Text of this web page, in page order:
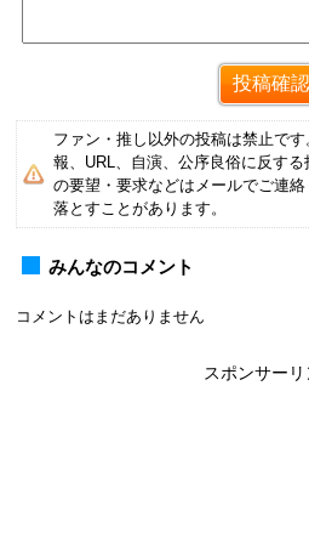
ファン・推し以外の投稿は禁止で
報、URL、自演、公序良俗に反す
の要望・要求などはメールでご連
落とすことがあります。
みんなのコメント
コメントはまだありません
スポンサーリ